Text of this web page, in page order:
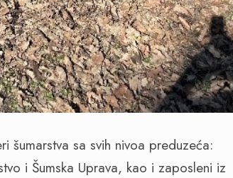
šumarstva sa svih nivoa preduzeća:
i Šumska Uprava, kao i zaposleni iz